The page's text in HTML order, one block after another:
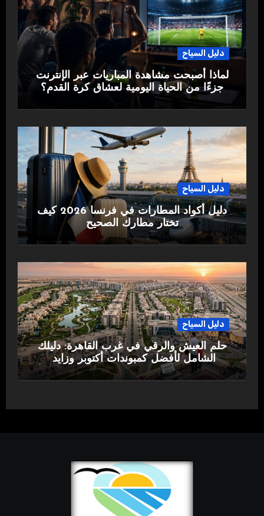
دليل السياح
لماذا أصبحت مشاهدة المباريات عبر الإنترنت
جزءًا من الحياة اليومية لعشاق كرة القدم؟
دليل السياح
دليل أكواد المطارات في فرنسا 2026 كيف
تختار مطارك الصحيح
دليل السياح
حلم العيش والرقي في غرب القاهرة: دليلك
الشامل لأفضل كمبوندات أكتوبر وزايد